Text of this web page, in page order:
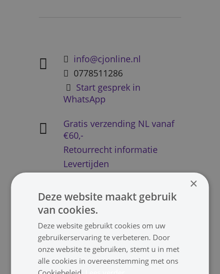
info@cjonline.nl
0778511286
Start gesprek in
WhatsApp
Gratis verzending NL vanaf
€60,-
Retourrecht informatie
Levertijden
Inhoud verpakking
1x Speaker
×
Deze website maakt gebruik
van cookies.
Deze website gebruikt cookies om uw
gebruikerservaring te verbeteren. Door
onze website te gebruiken, stemt u in met
alle cookies in overeenstemming met ons